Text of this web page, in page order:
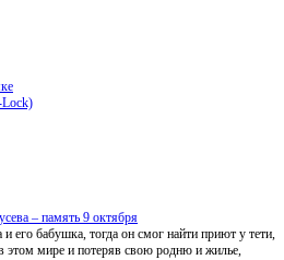
– память 9 октября
его бабушка, тогда он смог найти приют у тети,
этом мире и потеряв свою родню и жилье,